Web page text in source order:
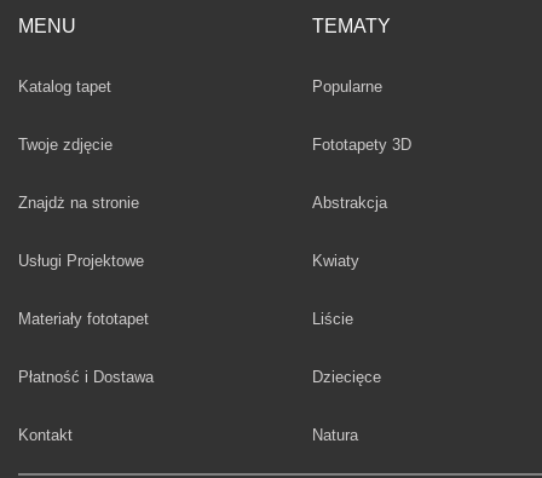
MENU
Katalog tapet
Twoje zdjęcie
Znajdż na stronie
Usługi Projektowe
Materiały fototapet
Płatność i Dostawa
Kontakt
TEMATY
Fototapety
Popularne
Fototapety 3D
Fototapety
Abstrakcja
Fototapety
Kwiaty
Fototapety
Liście
Fototapety
Dziecięce
Fototapety
Natura